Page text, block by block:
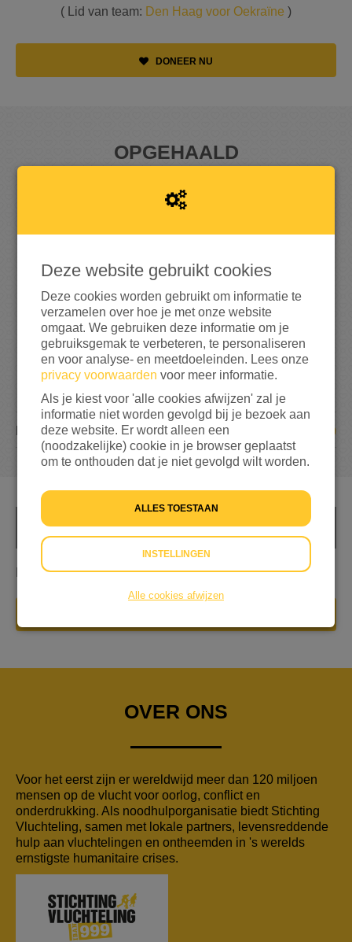
( Lid van team: Den Haag voor Oekraïne )
DONEER NU
OPGEHAALD
1 . 0 9 6
1095% bereikt van mijn streefbedrag € 100
49
DONATIES
INFO
Hardlopen voor Oekraïne
OVER ONS
Voor het eerst zijn er wereldwijd meer dan 120 miljoen
mensen op de vlucht voor oorlog, conflict en
onderdrukking. Als noodhulporganisatie biedt Stichting
Vluchteling, samen met lokale partners, levensreddende
hulp aan vluchtelingen en ontheemden in 's werelds
ernstigste humanitaire crises.
Deze website gebruikt cookies
Deze cookies worden gebruikt om informatie te
verzamelen over hoe je met onze website
omgaat. We gebruiken deze informatie om je
gebruiksgemak te verbeteren, te personaliseren
en voor analyse- en meetdoeleinden. Lees onze
privacy voorwaarden voor meer informatie.
Als je kiest voor 'alle cookies afwijzen' zal je
informatie niet worden gevolgd bij je bezoek aan
deze website. Er wordt alleen een
(noodzakelijke) cookie in je browser geplaatst
om te onthouden dat je niet gevolgd wilt worden.
ALLES TOESTAAN
INSTELLINGEN
Alle cookies afwijzen